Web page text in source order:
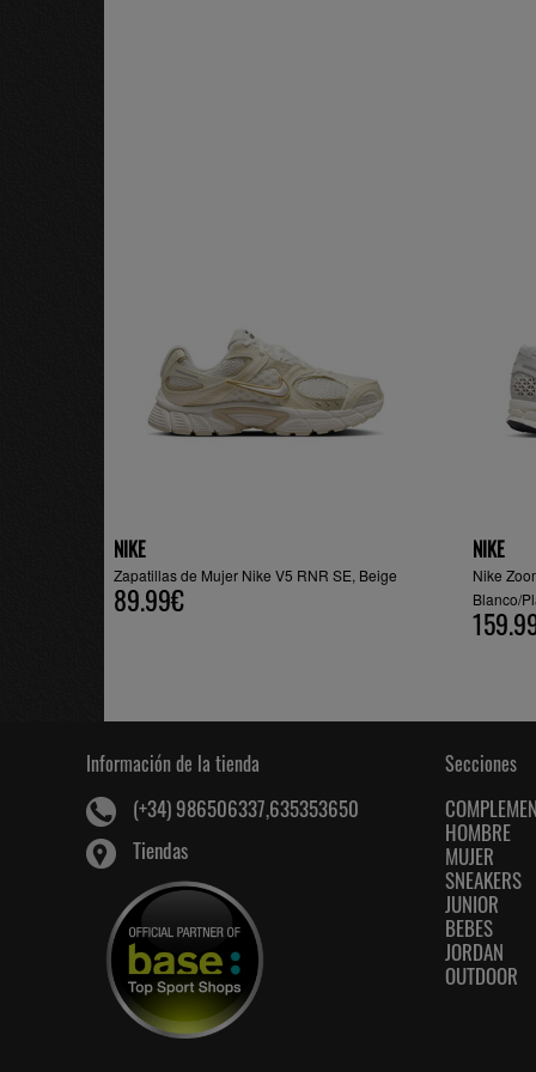
NIKE
Zapatillas de Mujer Nike V5 RNR SE, Beige
89.99€
NIKE
Nike
Blanco/
Información de la tienda
(+34) 986506337,635353650
Tiendas
Secciones
HOMBRE
MUJER
SNEAKERS
JUNIOR
BEBES
JORDAN
OUTDOOR